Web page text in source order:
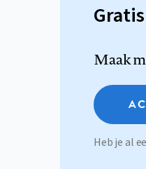
Maak
Heb je al